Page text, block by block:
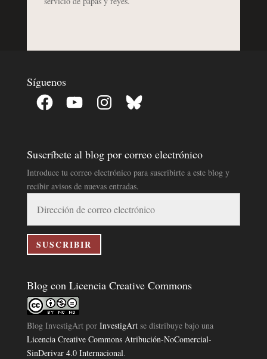
Síguenos
Facebook YouTube InstagramBluesky
Suscríbete al blog por correo electrónico
Introduce tu correo electrónico para suscribirte a este blog y
recibir avisos de nuevas entradas.
correo
electrónico
SUSCRIBIR
Blog con Licencia Creative Commons
Blog InvestigArtpor InvestigArtse distribuye bajo una
Licencia Creative Commons Atribución-NoComercial-
SinDerivar 4.0 Internacional.